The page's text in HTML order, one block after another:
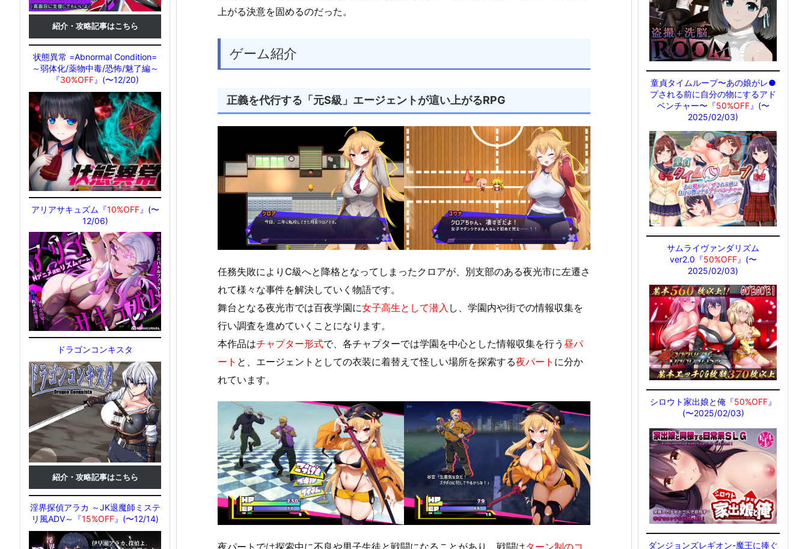
上がる決意を固めるのだった。
ゲーム紹介
正義を代行する「元S級」エージェントが這い上がるRPG
任務失敗によりC級へと降格となってしまったクロアが、別支部のある夜光市に左遷さ
れて様々な事件を解決していく物語です。
舞台となる夜光市では百夜学園に女子高生として潜入 し、学園内や街での情報収集を
行い調査を進めていくことになります。
本作品はチャプター形式で、各チャプターでは学園を中心とした情報収集を行う 昼パ
ート と、エージェントとしての衣装に着替えて怪しい場所を探索する夜パート に分か
れています。
紹介・攻略記事はこちら
状態異常 =Abnormal Condition=
～弱体化/薬物中毒/恐怖/魅了編～
『30%OFF』(〜12/20)
アリアサキュズム『10%OFF』(〜
12/06)
ドラゴンコンキスタ
紹介・攻略記事はこちら
淫界探偵アラカ ～JK退魔師ミステ
リ風ADV～『15%OFF』(〜12/14)
童貞タイムループ〜あの娘がレ●
プされる前に自分の物にするアド
ベンチャー〜『50%OFF』(〜
2025/02/03)
サムライヴァンダリズム
ver2.0『50%OFF』(〜
2025/02/03)
シロウト家出娘と俺『50%OFF』
(〜2025/02/03)
ダンジョンズレギオン-魔王に捧ぐ